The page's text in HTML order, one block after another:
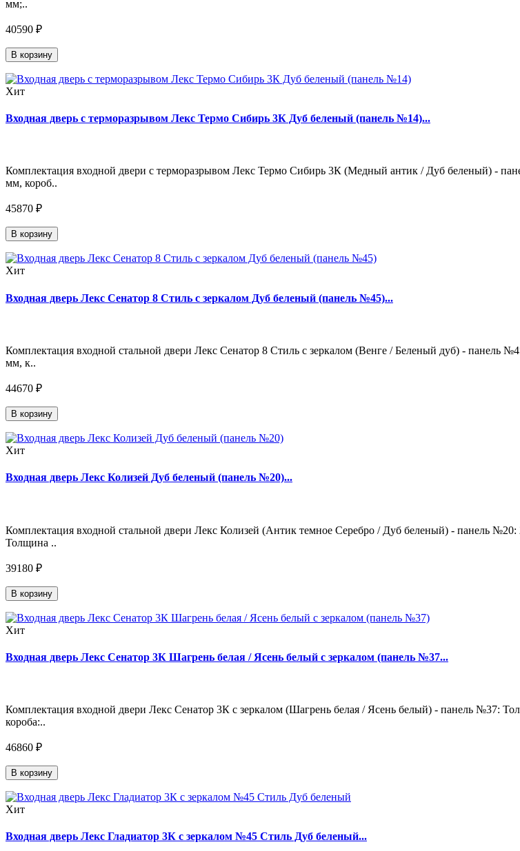
мм;..
40590 ₽
В корзину
Хит
Входная дверь с терморазрывом Лекс Термо Сибирь 3К Дуб беленый (панель №14)...
Комплектация входной двери с терморазрывом Лекс Термо Сибирь 3К (Медный антик / Дуб беленый) -
мм, короб..
45870 ₽
В корзину
Хит
Входная дверь Лекс Сенатор 8 Стиль с зеркалом Дуб беленый (панель №45)...
Комплектация входной стальной двери Лекс Сенатор 8 Стиль с зеркалом (Венге / Беленый дуб) - панель
мм, к..
44670 ₽
В корзину
Хит
Входная дверь Лекс Колизей Дуб беленый (панель №20)...
Комплектация входной стальной двери Лекс Колизей (Антик темное Серебро / Дуб беленый) - панель
Толщина ..
39180 ₽
В корзину
Хит
Входная дверь Лекс Сенатор 3К Шагрень белая / Ясень белый с зеркалом (панель №37...
Комплектация входной двери Лекс Сенатор 3К с зеркалом (Шагрень белая / Ясень белый) - панель №37:
короба:..
46860 ₽
В корзину
Хит
Входная дверь Лекс Гладиатор 3К с зеркалом №45 Стиль Дуб беленый...